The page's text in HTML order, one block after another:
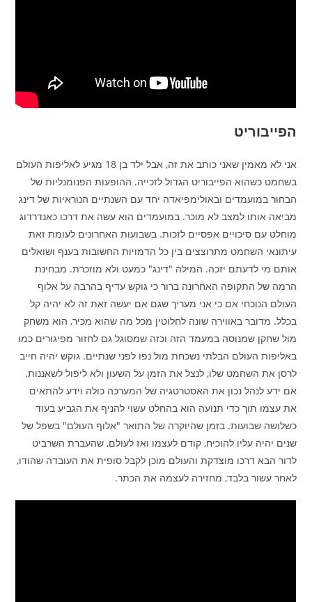
הפייבוריט
אני לא מאמין שאני כותב את זה, אבל ילד בן 18 מגיע לאליפות העולם
בשחמט כשהוא הפייבוריט הגדול לזכייה. ההופעות הפנומנליות של
הבחור במועמדים ובאולימפיאדה יחד עם השנתיים הנוראיות של דינג
מביאה אותו למצב לא מוכר. במועמדים הוא עשה את דרכו כאנדרדוג
מוחלט עם סיכויים אפסיים לזכות. בשבועות האחרונים לעומת זאת
עיתונאי השחמט מתרוצצים בין כל הדמויות החשובות בענף ושואלים
אותם מי לדעתם יזכה. המילה "דינג" כמעט ולא מוזכרת. מבחינת
הרמה של התקופה האחרונה ברור כי גוקש עדיף בהרבה על אלוף
העולם הנוכחי אם כי אני מעריך שגם אם יעשה זאת זה לא יהיה קל
בכלל. מדובר באווירה שונה לחלוטין מכל מה שהוא מכיר, הוא משחק
מול שחקן שמנוסה במעמד הזה וכזה שמסוגל גם לחזור מפיגורים כמו
באליפות העולם הבלתי נשכחת מול נפו לפני שנתיים. גוקש יהיה חייב
לרסן את השחמט שלו, לנצל את הזמן על השעון ולא ליפול לשאננות.
אם ידע לנהל נכון את האסטרטגיה של המערכה כולה וידע להתאים
את עצמו תוך כדי תנועה הוא בהחלט עשוי להניף את הגביע בעוד
כשלושה שבועות. בזמן שהיוקרה של התואר "אלוף העולם" בשפל של
שנים יהיה עליו להוכיח, קודם לעצמו ואז לעולם, שהעברת השרביט
לדור הבא דרכו מוצדקת והעולם מוכן לקבל סופית את העובדה שהודו,
לאחר עשור בלבד, מחזירה לעצמה את הכתר.